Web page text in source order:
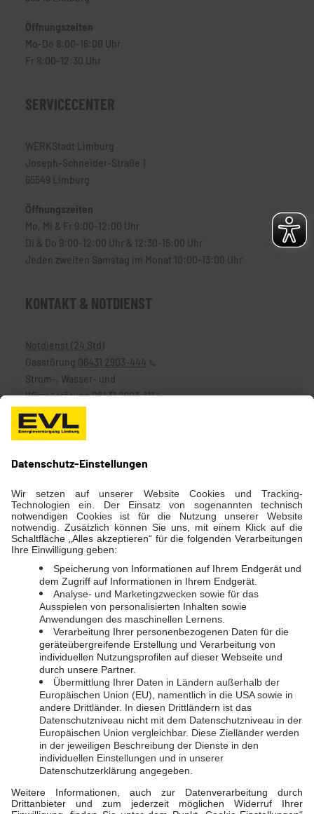
Öffnungszeiten
Mo-Do 8:00-16:00 Uhr
Fr 8:00-12:30 Uhr
SERVICECENTER
WERKStadt Limburg
Joseph-Schneider-Straße 1
65549 Limburg
Öffnungszeiten
Mo, Mi & Fr 9:00-12:00 Uhr
Di & Do 9:00-12:00 Uhr & 12:30-16:00 Uhr
Jeden zweiten Samstag im Monat 10:00-13:00 Uhr
KONTAKT & NOTDIENST
Notdienst (24 Std)
Gasstörung 06431 2903-444
Strom-, Wasser- und
Wärmestörung06431 2903-111
Telefon 06431 2903-0
Telefon06431 2903-800
E-Mail
servicecenter@evl.de
SOCIAL MEDIA
Instagram
Facebook
LINKS
EVL-Direkt
LahnEnergie
Impressum|Datenschutz| Schlichtungsstelle